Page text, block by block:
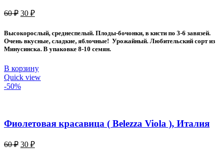
60₽ Первоначальная
составляла
60 ₽.
30 ₽Текущая
30 ₽.
Высокорослый, среднеспелый. Плоды-бочонки, в кисти по 3-6 завязей.
Очень вкусные, сладкие, яблочные! Урожайный. Любительский сорт из
Минусинска. В упаковке 8-10 семян.
В корзину
Quick view
-50%
Фиолетовая красавица ( Belezza Viola ), Италия
60₽ Первоначальная
30 ₽Текущая